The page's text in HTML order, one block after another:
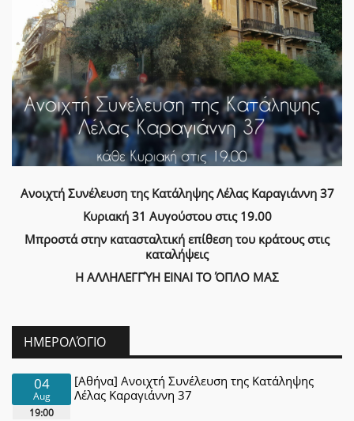
Ανοιχτή Συνέλευση της Κατάληψης Λέλας Καραγιάννη 37
Κυριακή 31 Αυγούστου στις 19.00
Μπροστά στην κατασταλτική επίθεση του κράτους στις
καταλήψεις
Η ΑΛΛΗΛΕΓΓΎΗ ΕΙΝΑΙ ΤΟ ΌΠΛΟ ΜΑΣ
ΗΜΕΡΟΛΌΓΙΟ
04
Aug
19:00
[Αθήνα] Ανοιχτή Συνέλευση της Κατάληψης
Λέλας Καραγιάννη 37